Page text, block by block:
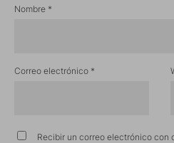
Nombre *
Correo electrónico *
Recibir un correo electrónico con